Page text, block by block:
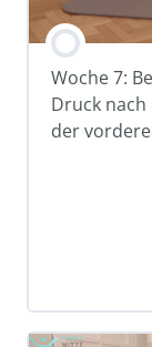
Woche 7:
Druck
der